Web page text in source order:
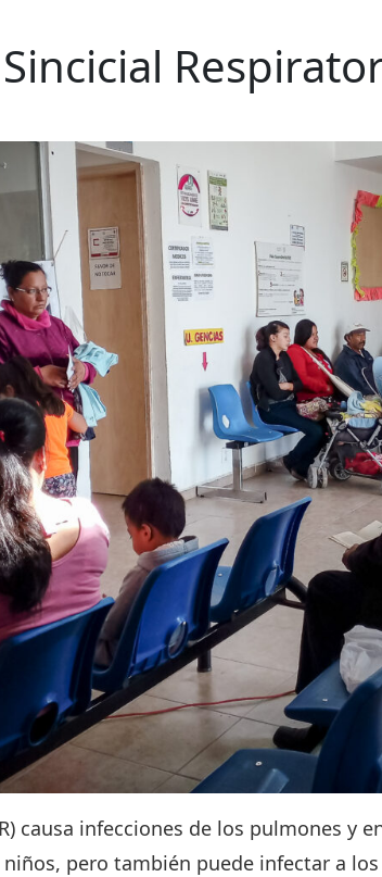
causa infecciones de los pulmones y
pero también puede infectar a